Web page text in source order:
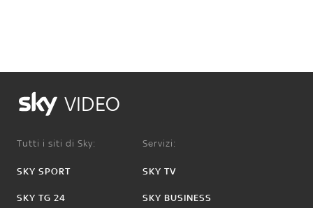
VIDEO
Tutti i siti di Sky:
SKY SPORT
SKY TG 24
Servizi:
SKY TV
SKY BUSINESS